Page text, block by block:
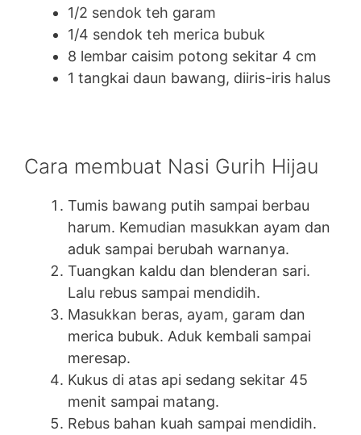
1/2 sendok teh garam
1/4 sendok teh merica bubuk
8 lembar caisim potong sekitar 4 cm
1 tangkai daun bawang, diiris-iris halus
Cara membuat Nasi Gurih Hijau
Tumis bawang putih sampai berbau
harum. Kemudian masukkan ayam dan
aduk sampai berubah warnanya.
Tuangkan kaldu dan blenderan sari.
Lalu rebus sampai mendidih.
Masukkan beras, ayam, garam dan
merica bubuk. Aduk kembali sampai
meresap.
Kukus di atas api sedang sekitar 45
menit sampai matang.
Rebus bahan kuah sampai mendidih.